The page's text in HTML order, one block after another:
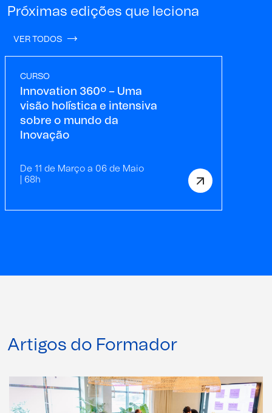
Próximas edições que leciona
VER TODOS
CURSO
Innovation 360º – Uma
visão holística e intensiva
sobre o mundo da
Inovação
De 11 de Março a 06 de Maio
| 68h
Artigos do Formador